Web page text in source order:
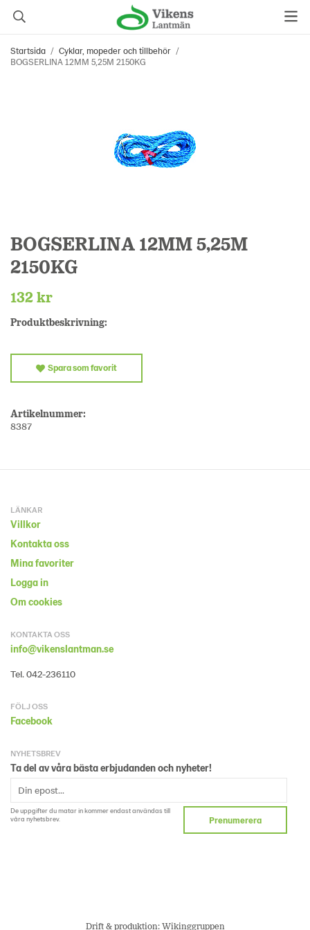
Startsida / Cyklar, mopeder och tillbehör /
BOGSERLINA 12MM 5,25M 2150KG
BOGSERLINA 12MM 5,25M
2150KG
132 kr
Produktbeskrivning:
Spara som favorit
Artikelnummer:
8387
LÄNKAR
Villkor
Kontakta oss
Mina favoriter
Logga in
Om cookies
KONTAKTA OSS
info@vikenslantman.se
Tel. 042-236110
FÖLJ OSS
Facebook
NYHETSBREV
Ta del av våra bästa erbjudanden och nyheter!
De uppgifter du matar in kommer endast användas till
våra nyhetsbrev.
Prenumerera
Drift & produktion:Wikinggruppen